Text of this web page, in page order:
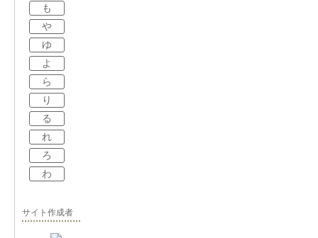
も
や
ゆ
よ
ら
り
る
れ
ろ
わ
サイト作成者